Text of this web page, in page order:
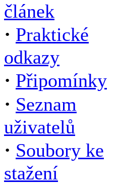
článek
· Praktické
odkazy
· Připomínky
· Seznam
uživatelů
· Soubory ke
stažení